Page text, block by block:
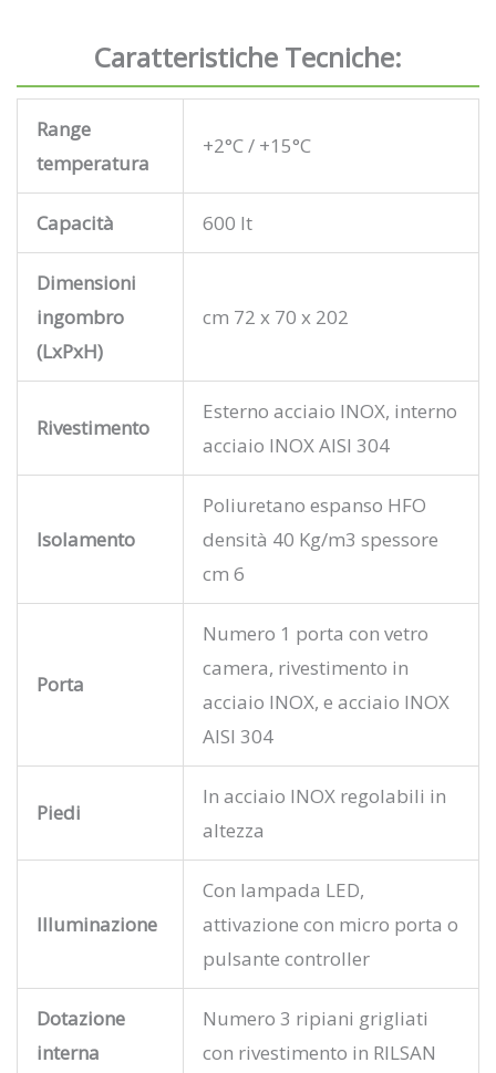
Caratteristiche Tecniche:
Range
temperatura
+2°C / +15°C
Capacità 600 lt
Dimensioni
ingombro
(LxPxH)
cm 72 x 70 x 202
Rivestimento
Esterno acciaio INOX, interno
acciaio INOX AISI 304
Isolamento
Poliuretano espanso HFO
densità 40 Kg/m3 spessore
cm 6
Porta
Numero 1 porta con vetro
camera, rivestimento in
acciaio INOX, e acciaio INOX
AISI 304
Piedi
In acciaio INOX regolabili in
altezza
Illuminazione
Con lampada LED,
attivazione con micro porta o
pulsante controller
Dotazione
interna
Numero 3 ripiani grigliati
con rivestimento in RILSAN